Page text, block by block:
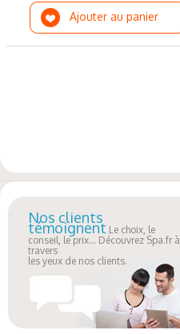
Ajouter au panier
Nos clients
témoignent Le choix, le
conseil, le prix... Découvrez Spa.fr à
travers
les yeux de nos clients.